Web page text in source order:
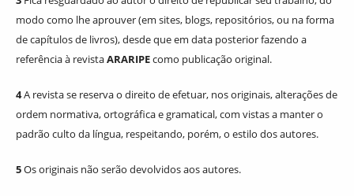
modo como lhe aprouver (em sites, blogs, repositórios, ou na forma
de capítulos de livros), desde que em data posterior fazendo a
referência à revistaARARIPEcomo publicação original.
4A revista se reserva o direito de efetuar, nos originais, alterações de
ordem normativa, ortográfica e gramatical, com vistas a manter o
padrão culto da língua, respeitando, porém, o estilo dos autores.
5Os originais não serão devolvidos aos autores.